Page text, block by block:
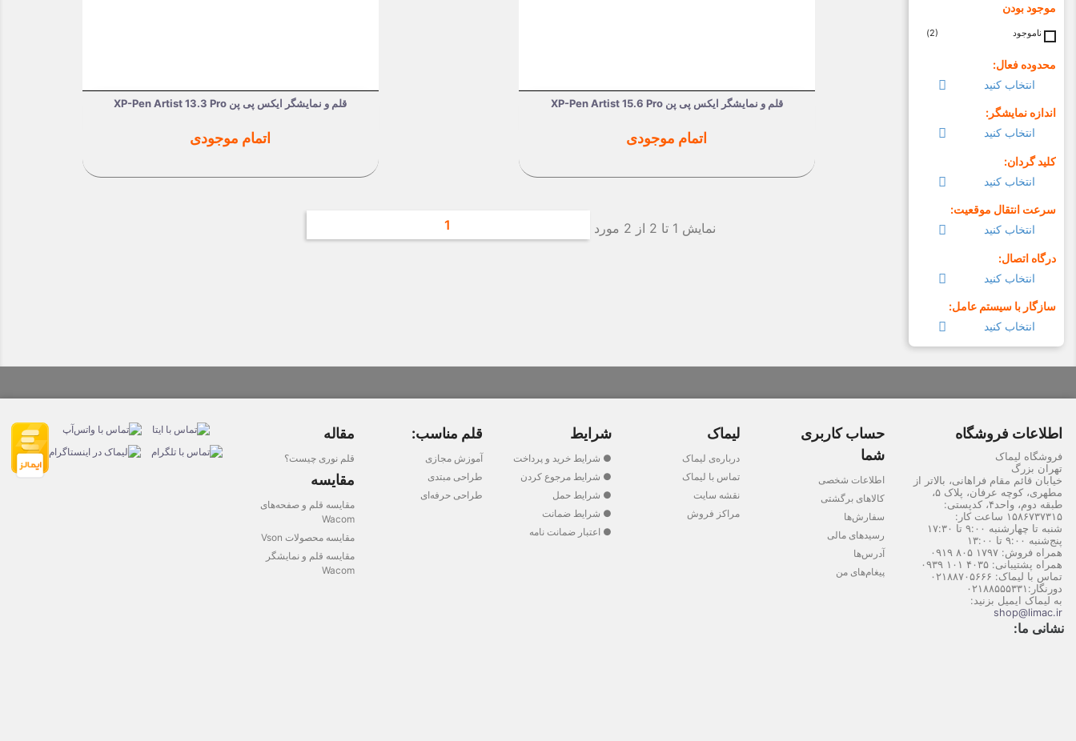
موجود بودن
ناموجود (2)
محدوده فعال:
انتخاب کنید 
اندازه نمایشگر:
انتخاب کنید 
کلید گردان:
انتخاب کنید 
سرعت انتقال موقعیت:
انتخاب کنید 
درگاه اتصال:
انتخاب کنید 
سازگار با سیستم عامل:
انتخاب کنید 
قلم و نمایشگر ایکس پی پن XP-Pen Artist 15.6 Pro
قیمت
اتمام موجودی
 نمایش سریع قلم و نمایشگر ایکس پی پن XP-Pen Artist 13.3 Pro
قیمت
اتمام موجودی
 نمایش سریع
نمایش 1 تا 2 از 2 مورد 1
اطلاعات فروشگاه
فروشگاه لیماک
تهران بزرگ
خیابان قائم مقام فراهانی، بالاتر از
مطهری، کوچه عرفان، پلاک ۵،
طبقه دوم، واحد۴، کدپستی:
۱۵۸۶۷۳۷۳۱۵ ساعت کار:
شنبه تا چهارشنبه ۹:۰۰ تا ۱۷:۳۰
پنج‌شنبه ۹:۰۰ تا ۱۳:۰۰
همراه فروش: ۱۷۹۷ ۸۰۵ ۰۹۱۹
همراه پشتیبانی: ۴۰۳۵ ۱۰۱ ۰۹۳۹
تماس با لیماک: ۰۲۱۸۸۷۰۵۶۶۶
دورنگار: ۰۲۱۸۸۵۵۵۳۳۱
به لیماک ایمیل بزنید:
shop@limac.ir
حساب کاربری
شما
اطلاعات شخصی
کالاهای برگشتی
سفارش‌ها
رسیدهای مالی
آدرس‌ها
پیغام‌های من
لیماک
درباره‌ی لیماک
تماس با لیماک
نقشه سایت
مراکز فروش
شرایط
● شرایط خرید و پرداخت
● شرایط مرجوع کردن
● شرایط حمل
● شرایط ضمانت
● اعتبار ضمانت نامه
قلم مناسب:
آموزش مجازی
طراحی مبتدی
طراحی حرفه‌ای
مقاله
قلم نوری چیست؟
مقایسه
مقایسه قلم و صفحه‌های
Wacom
مقایسه محصولات Vson
مقایسه قلم و نمایشگر
Wacom
نشانی ما: